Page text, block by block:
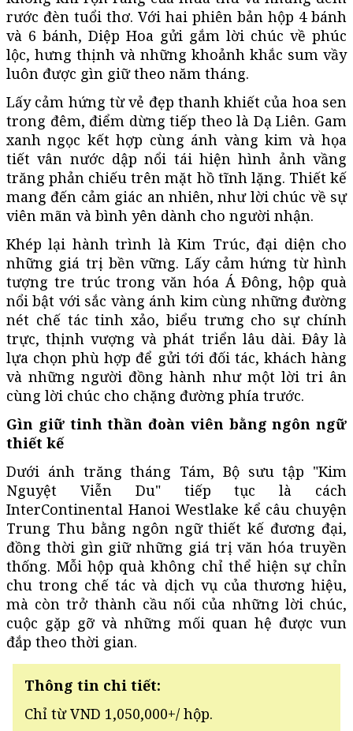
rước đèn tuổi thơ. Với hai phiên bản hộp 4 bánh
và 6 bánh, Diệp Hoa gửi gắm lời chúc về phúc
lộc, hưng thịnh và những khoảnh khắc sum vầy
luôn được gìn giữ theo năm tháng.
Lấy cảm hứng từ vẻ đẹp thanh khiết của hoa sen
trong đêm, điểm dừng tiếp theo là Dạ Liên. Gam
xanh ngọc kết hợp cùng ánh vàng kim và họa
tiết vân nước dập nổi tái hiện hình ảnh vầng
trăng phản chiếu trên mặt hồ tĩnh lặng. Thiết kế
mang đến cảm giác an nhiên, như lời chúc về sự
viên mãn và bình yên dành cho người nhận.
Khép lại hành trình là Kim Trúc, đại diện cho
những giá trị bền vững. Lấy cảm hứng từ hình
tượng tre trúc trong văn hóa Á Đông, hộp quà
nổi bật với sắc vàng ánh kim cùng những đường
nét chế tác tinh xảo, biểu trưng cho sự chính
trực, thịnh vượng và phát triển lâu dài. Đây là
lựa chọn phù hợp để gửi tới đối tác, khách hàng
và những người đồng hành như một lời tri ân
cùng lời chúc cho chặng đường phía trước.
Gìn giữ tinh thần đoàn viên bằng ngôn ngữ
thiết kế
Dưới ánh trăng tháng Tám, Bộ sưu tập "Kim
Nguyệt Viễn Du" tiếp tục là cách
InterContinental Hanoi Westlake kể câu chuyện
Trung Thu bằng ngôn ngữ thiết kế đương đại,
đồng thời gìn giữ những giá trị văn hóa truyền
thống. Mỗi hộp quà không chỉ thể hiện sự chỉn
chu trong chế tác và dịch vụ của thương hiệu,
mà còn trở thành cầu nối của những lời chúc,
cuộc gặp gỡ và những mối quan hệ được vun
đắp theo thời gian.
Thông tin chi tiết:
Chỉ từ VND 1,050,000+/ hộp.